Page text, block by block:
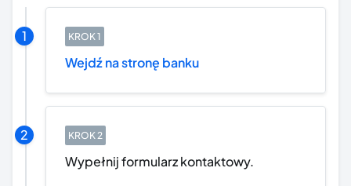
Wejdź na stronę banku
Wypełnij formularz kontaktowy.